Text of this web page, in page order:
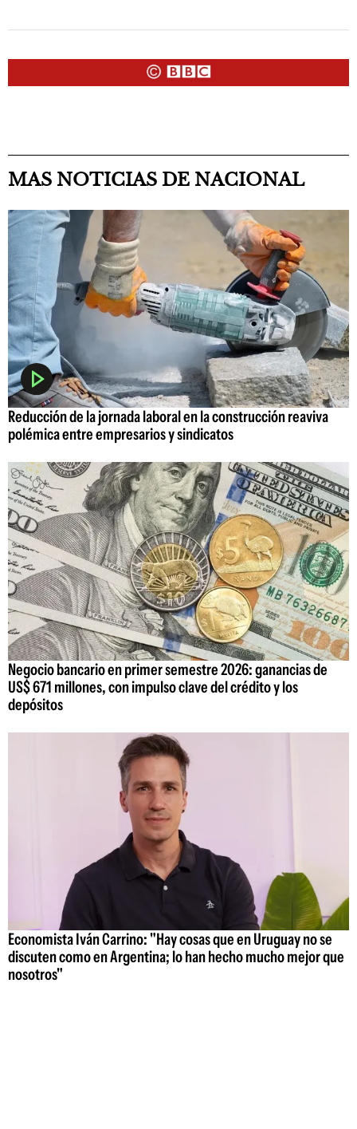
MAS NOTICIAS DE NACIONAL
Reducción de la jornada laboral en la construcción reaviva
polémica entre empresarios y sindicatos
Negocio bancario en primer semestre 2026: ganancias de
US$ 671 millones, con impulso clave del crédito y los
depósitos
Economista Iván Carrino: "Hay cosas que en Uruguay no se
discuten como en Argentina; lo han hecho mucho mejor que
nosotros"